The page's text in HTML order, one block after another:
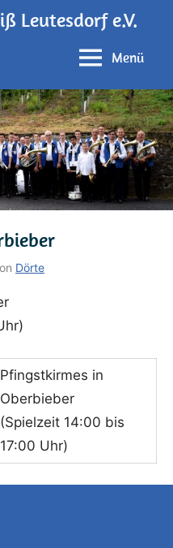
Leutesdorf e.V.
Menü
Dörte
Pfingstkirmes in
Oberbieber
(Spielzeit 14:00 bis
17:00 Uhr)